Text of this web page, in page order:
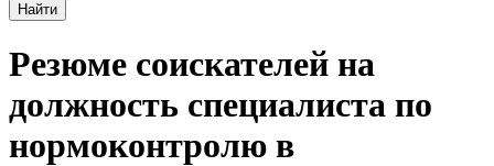
Найти
Резюме соискателей на
должность специалиста по
нормоконтролю в